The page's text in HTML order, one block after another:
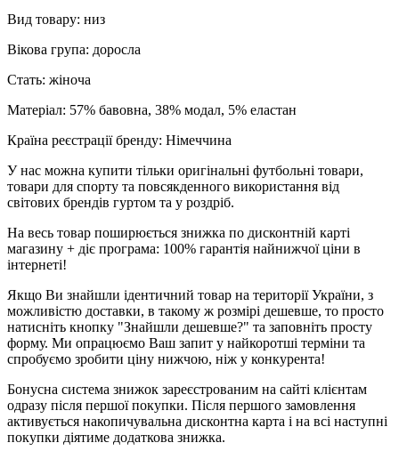
Вид товару: низ
Вікова група: доросла
Стать: жіноча
Матеріал: 57% бавовна, 38% модал, 5% еластан
Країна реєстрації бренду: Німеччина
У нас можна купити тільки оригінальні футбольні товари,
товари для спорту та повсякденного використання від
світових брендів гуртом та у роздріб.
На весь товар поширюється знижка по дисконтній карті
магазину + діє програма: 100% гарантія найнижчої ціни в
інтернеті!
Якщо Ви знайшли ідентичний товар на території України, з
можливістю доставки, в такому ж розмірі дешевше, то просто
натисніть кнопку "Знайшли дешевше?" та заповніть просту
форму. Ми опрацюємо Ваш запит у найкоротші терміни та
спробуємо зробити ціну нижчою, ніж у конкурента!
Бонусна система знижок зареєстрованим на сайті клієнтам
одразу після першої покупки. Після першого замовлення
активується накопичувальна дисконтна карта і на всі наступні
покупки діятиме додаткова знижка.